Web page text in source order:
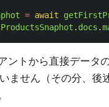
= await
. docs .
ントから直接データ
ません（その分、